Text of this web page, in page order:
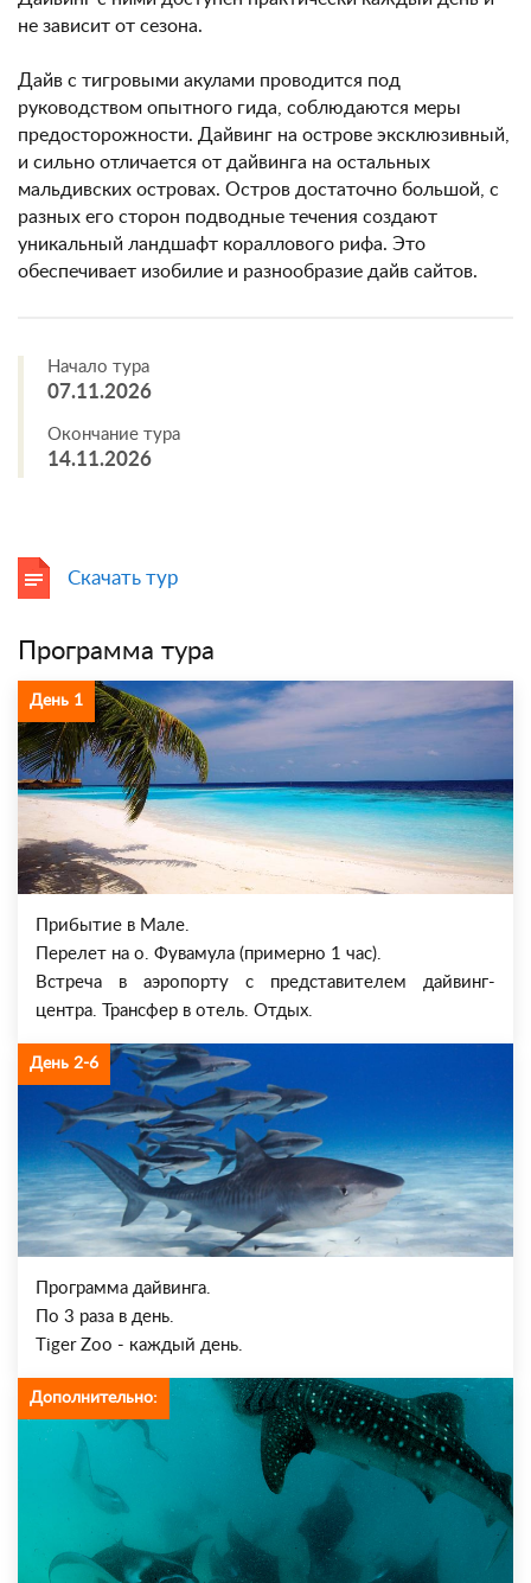
не зависит от сезона.
Дайв с тигровыми акулами проводится под
руководством опытного гида, соблюдаются меры
предосторожности. Дайвинг на острове эксклюзивный,
и сильно отличается от дайвинга на остальных
мальдивских островах. Остров достаточно большой, с
разных его сторон подводные течения создают
уникальный ландшафт кораллового рифа. Это
обеспечивает изобилие и разнообразие дайв сайтов.
Начало тура
07.11.2026
Окончание тура
14.11.2026
Скачать тур
Программа тура
День 1
Прибытие в Мале.
Перелет на о. Фувамула (примерно 1 час).
Встреча в аэропорту с представителем дайвинг-
центра. Трансфер в отель. Отдых.
День 2-6
Программа дайвинга.
По 3 раза в день.
Tiger Zoo - каждый день.
Дополнительно: